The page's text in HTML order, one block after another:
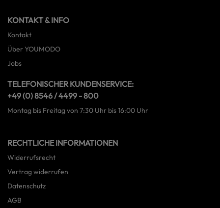
KONTAKT & INFO
Kontakt
Über YOUMODO
Jobs
TELEFONISCHER KUNDENSERVICE:
+49 (0) 8546 / 4499 - 800
Montag bis Freitag von 7:30 Uhr bis 16:00 Uhr
RECHTLICHE INFORMATIONEN
Widerrufsrecht
Vertrag widerrufen
Datenschutz
AGB